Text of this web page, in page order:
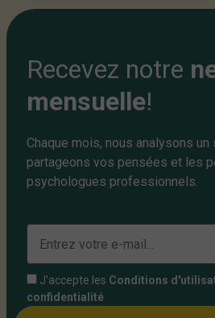
Recevez notre
mensuelle!
Chaque mois, nous analysons
partageons vos pensées et les
psychologues professionnels.
J'accepte les Conditions
confidentialité